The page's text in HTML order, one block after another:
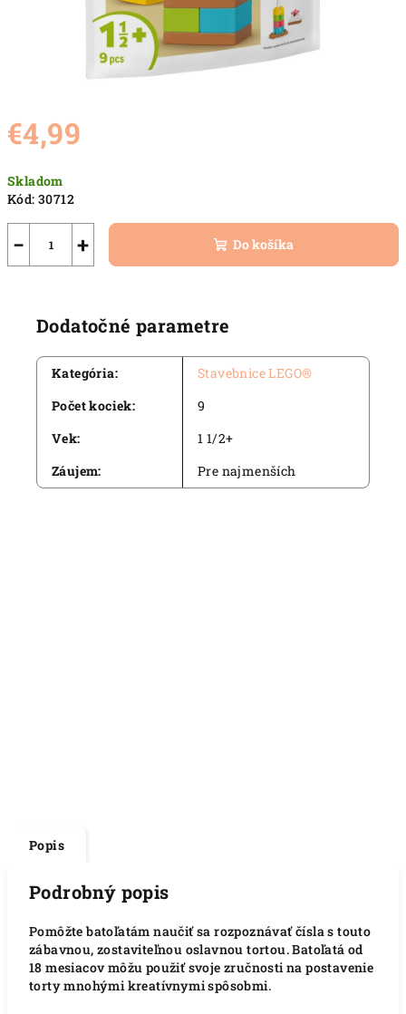
€4,99
cena:
Skladom
Kód: 30712
+
− Do košíka
Dodatočné parametre
Kategória:
Stavebnice LEGO®
Počet kociek:
9
Vek:
1 1/2+
Záujem: Pre najmenších
Popis
Podrobný popis
Pomôžte batoľatám naučiť sa rozpoznávať čísla s touto
zábavnou, zostaviteľnou oslavnou tortou. Batoľatá od
18 mesiacov môžu použiť svoje zručnosti na postavenie
torty mnohými kreatívnymi spôsobmi.